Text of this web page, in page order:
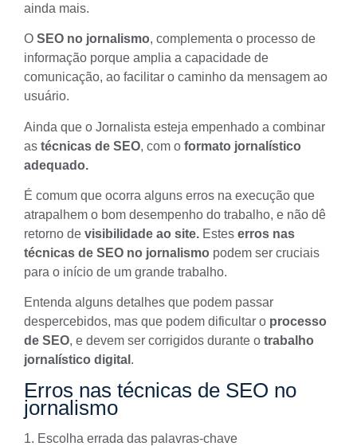
ainda mais.
O SEO no jornalismo, complementa o processo de
informação porque amplia a capacidade de
comunicação, ao facilitar o caminho da mensagem ao
usuário.
Ainda que o Jornalista esteja empenhado a combinar
as técnicas de SEO, com o formato jornalístico
adequado.
É comum que ocorra alguns erros na execução que
atrapalhem o bom desempenho do trabalho, e não dê
retorno de visibilidade ao site. Estes erros nas
técnicas de SEO no jornalismo podem ser cruciais
para o início de um grande trabalho.
Entenda alguns detalhes que podem passar
despercebidos, mas que podem dificultar o processo
de SEO, e devem ser corrigidos durante o trabalho
jornalístico digital .
Erros nas técnicas de SEO no
jornalismo
1. Escolha errada das palavras-chave